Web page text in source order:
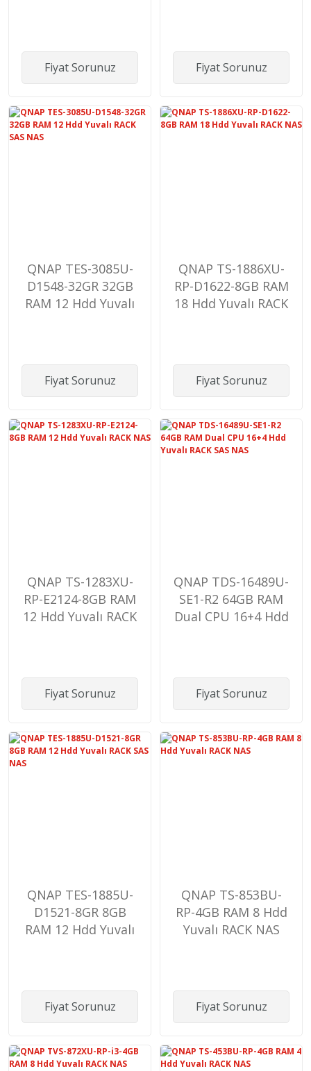
Fiyat Sorunuz Fiyat Sorunuz
QNAP TES-3085U-
D1548-32GR 32GB
RAM 12 Hdd Yuvalı
Fiyat Sorunuz
QNAP TS-1886XU-
RP-D1622-8GB RAM
18 Hdd Yuvalı RACK
Fiyat Sorunuz
QNAP TS-1283XU-
RP-E2124-8GB RAM
12 Hdd Yuvalı RACK
Fiyat Sorunuz
QNAP TDS-16489U-
SE1-R2 64GB RAM
Dual CPU 16+4 Hdd
Fiyat Sorunuz
QNAP TES-1885U-
D1521-8GR 8GB
RAM 12 Hdd Yuvalı
Fiyat Sorunuz
QNAP TS-853BU-
RP-4GB RAM 8 Hdd
Yuvalı RACK NAS
Fiyat Sorunuz